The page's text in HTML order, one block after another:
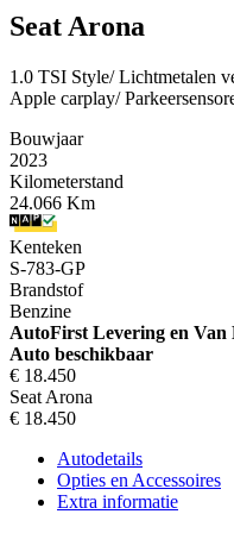
Seat Arona
1.0 TSI Style/ Lichtmetalen
Apple carplay/
Bouwjaar
2023
Kilometerstand
24.066 Km
Kenteken
S-783-GP
Brandstof
Benzine
AutoFirst Levering en Van
Auto beschikbaar
€ 18.450
Seat Arona
€ 18.450
Autodetails
Opties en Accessoires
Extra informatie